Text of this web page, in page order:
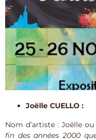
Joëlle CUELLO :
Nom d’artiste : Joëlle
fin des années 2000